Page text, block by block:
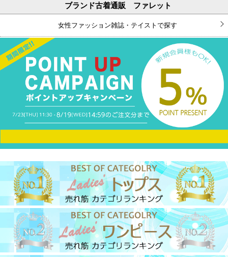
ブランド古着通販 ファレット
女性ファッション雑誌・テイストで探す